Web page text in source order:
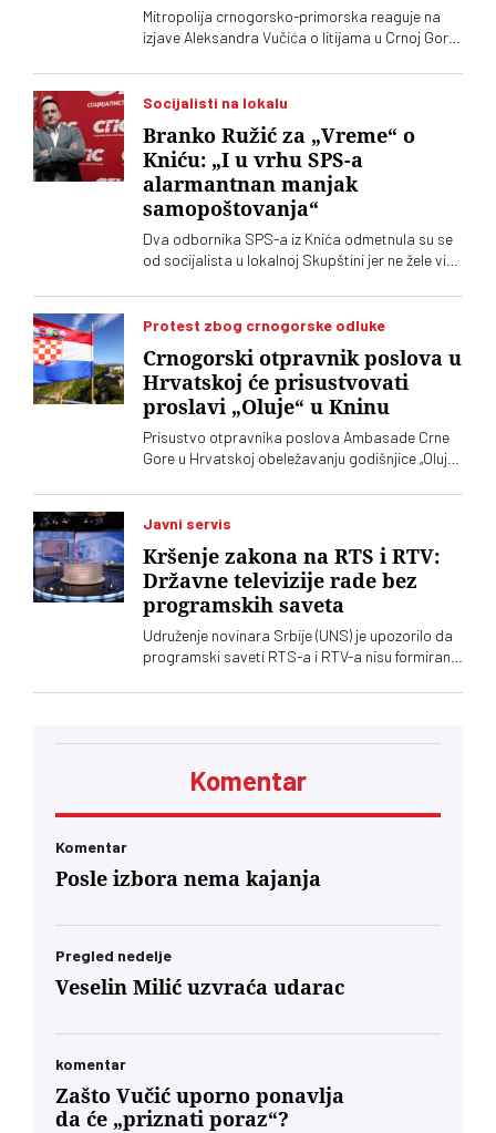
Mitropolija crnogorsko-primorska reaguje na
izjave Aleksandra Vučića o litijama u Crnoj Gori
Socijalisti na lokalu
Branko Ružić za „Vreme“ o
Kniću: „I u vrhu SPS-a
alarmantnan manjak
samopoštovanja“
Dva odbornika SPS-a iz Knića odmetnula su se
od socijalista u lokalnoj Skupštini jer ne žele više
naprednjacima. Jedan od njih kaže za „Vreme“
da je „SNS u Kniću nasilna skupina
neobrazovanih ljudi" sa kojima ne žele ni sad, niti
ikada više, da sarađuju. Branko Ružić za
„Vreme“ kaže da je alarmantno da tendencije
odricanja od izvornih principa i mazohizma
postoje ne samo na lokalu, već i u samom vrhu
SPS-a
Protest zbog crnogorske odluke
Crnogorski otpravnik poslova u
Hrvatskoj će prisustvovati
proslavi „Oluje“ u Kninu
Prisustvo otpravnika poslova Ambasade Crne
Gore u Hrvatskoj obeležavanju godišnjice „Oluje“
Vučić je poručio da je reč o proslavi zločina
počinjenih nad srpskim narodom
Javni servis
Kršenje zakona na RTS i RTV:
Državne televizije rade bez
programskih saveta
Udruženje novinara Srbije (UNS) je upozorilo da
programski saveti RTS-a i RTV-a nisu formirani
čega se postavlja pitanje poštovanja zakonskih
kontrole javnih medijskih servisa
Komentar
Komentar
Posle izbora nema kajanja
Pregled nedelje
Veselin Milić uzvraća udarac
komentar
Zašto Vučić uporno ponavlja
da će „priznati poraz“?